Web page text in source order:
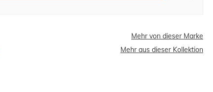
Mehr von dieser Marke
Mehr aus dieser Kollektion